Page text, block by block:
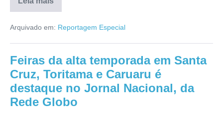
Arquivado em: Reportagem Especial
Feiras da alta temporada em Santa
Cruz, Toritama e Caruaru é
destaque no Jornal Nacional, da
Rede Globo